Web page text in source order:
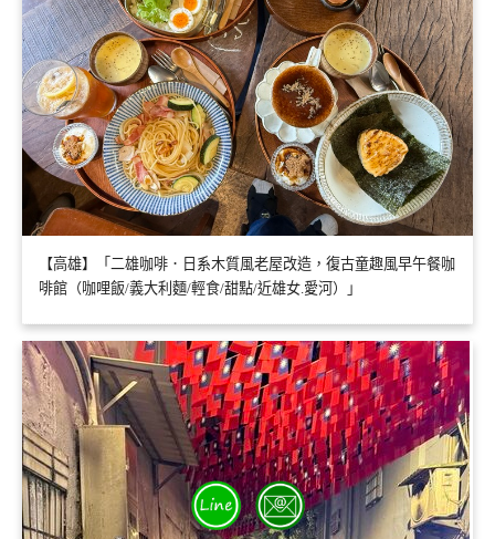
【高雄】「二雄咖啡．日系木質風老屋改造，復古童趣風早午餐咖
啡館（咖哩飯/義大利麵/輕食/甜點/近雄女.愛河）」